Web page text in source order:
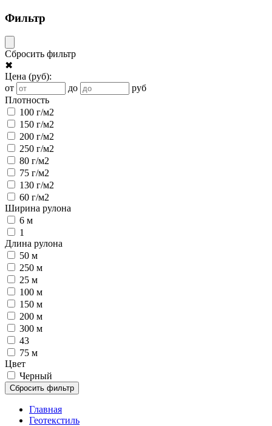
Фильтр
Сбросить фильтр
✖
Цена (руб):
от
до
руб
Плотность
100 г/м2
150 г/м2
200 г/м2
250 г/м2
80 г/м2
75 г/м2
130 г/м2
60 г/м2
Ширина рулона
6 м
1
Длина рулона
50 м
250 м
25 м
100 м
150 м
200 м
300 м
43
75 м
Цвет
Черный
Сбросить фильтр
Главная
Геотекстиль